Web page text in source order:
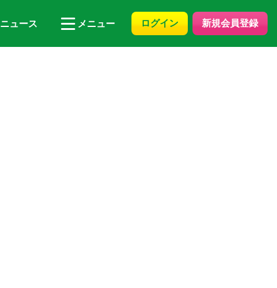
ニュース メニュー ログイン 新規会員登録